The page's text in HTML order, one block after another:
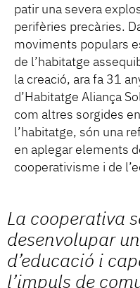
patir una severa
perifèries precàries.
moviments populars
de l’habitatge
la creació, ara fa 31
d’Habitatge Aliança
com altres sorgides
l’habitatge, són una
en aplegar elements
cooperativisme i de
La cooperativa
desenvolupar
d’educació i
l’impuls de